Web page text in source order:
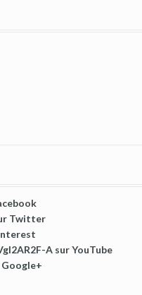
Twitter
A sur YouTube